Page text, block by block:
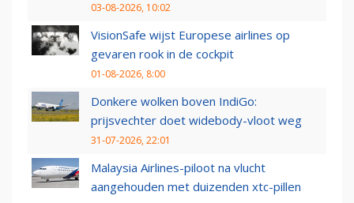
03-08-2026, 10:02
VisionSafe wijst Europese airlines op
gevaren rook in de cockpit
01-08-2026, 8:00
Donkere wolken boven IndiGo:
prijsvechter doet widebody-vloot weg
31-07-2026, 22:01
Malaysia Airlines-piloot na vlucht
aangehouden met duizenden xtc-pillen